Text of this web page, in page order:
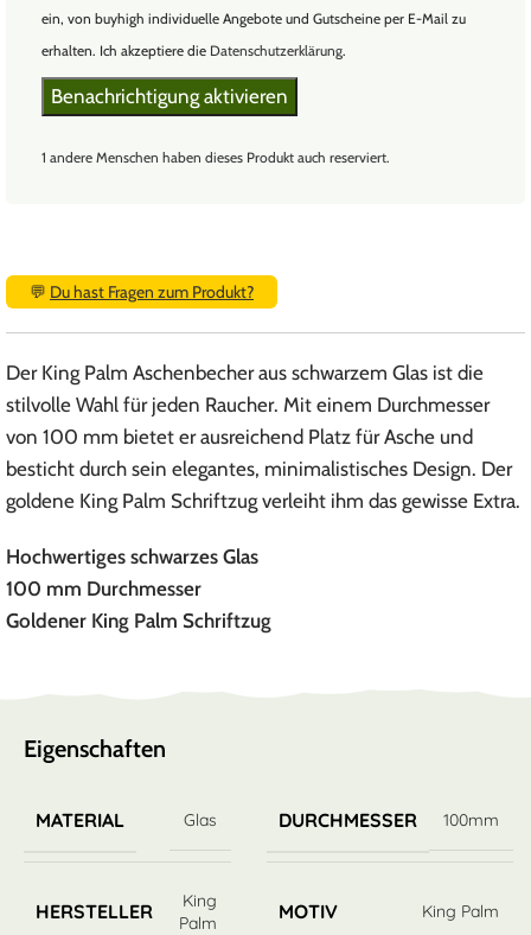
ein, von buyhigh individuelle Angebote und Gutscheine per E-Mail zu
erhalten. Ich akzeptiere die Datenschutzerklärung.
1 andere Menschen haben dieses Produkt auch reserviert.
💬 Du hast Fragen zum Produkt?
Der King Palm Aschenbecher aus schwarzem Glas ist die
stilvolle Wahl für jeden Raucher. Mit einem Durchmesser
von 100 mm bietet er ausreichend Platz für Asche und
besticht durch sein elegantes, minimalistisches Design. Der
goldene King Palm Schriftzug verleiht ihm das gewisse Extra.
Hochwertiges schwarzes Glas
100 mm Durchmesser
Goldener King Palm Schriftzug
Eigenschaften
MATERIAL Glas DURCHMESSER 100mm
HERSTELLER
King
Palm
MOTIV King Palm